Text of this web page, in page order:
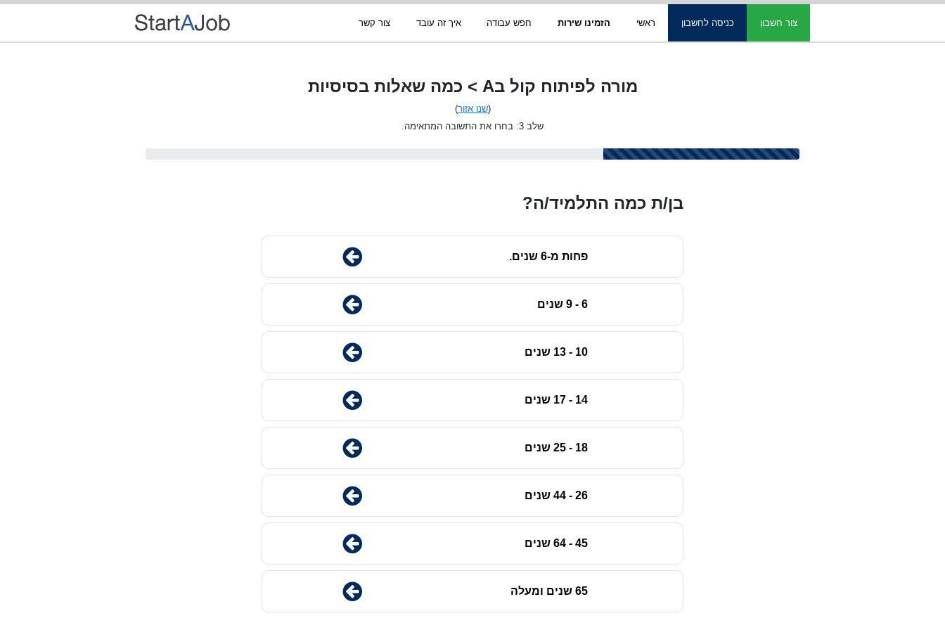
צור חשבון כניסה לחשבון ראשי הזמינו שירות חפש עבודה איך זה עובד צור קשר
מורה לפיתוח קול בA > כמה שאלות בסיסיות
(שנו אזור)
שלב 3: בחרו את התשובה המתאימה.
בן/ת כמה התלמיד/ה?
פחות מ-6 שנים.
6 - 9 שנים
10 - 13 שנים
14 - 17 שנים
18 - 25 שנים
26 - 44 שנים
45 - 64 שנים
65 שנים ומעלה